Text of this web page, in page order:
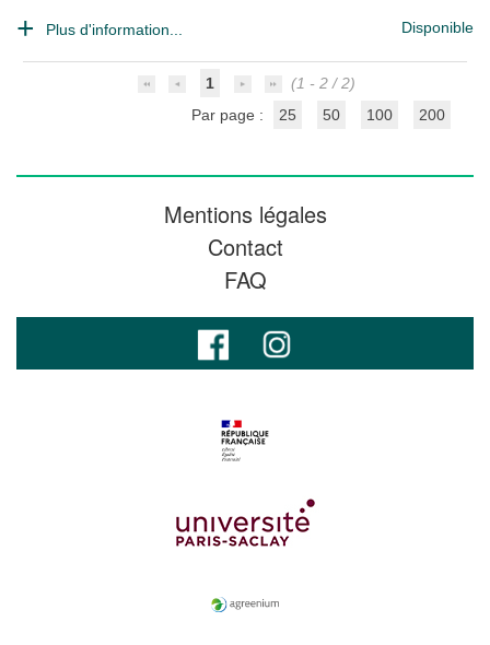
Plus d'information... Disponible
1
(1 - 2 / 2)
Par page :
25 50 100 200
Mentions légales
Contact
FAQ